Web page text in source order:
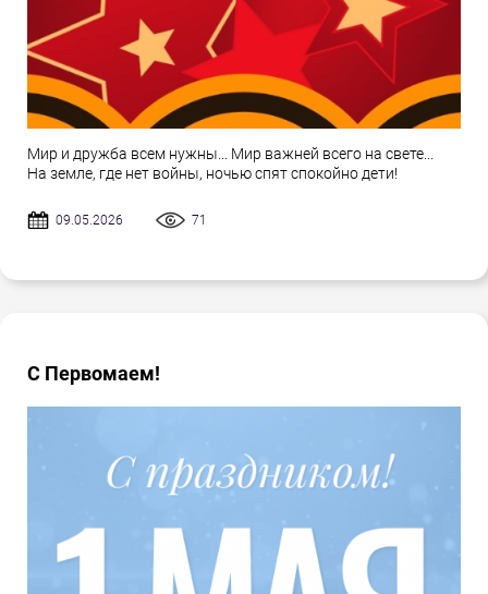
Мир и дружба всем нужны... Мир важней всего на свете...
На земле, где нет войны, ночью спят спокойно дети!
09.05.2026 71
С Первомаем!